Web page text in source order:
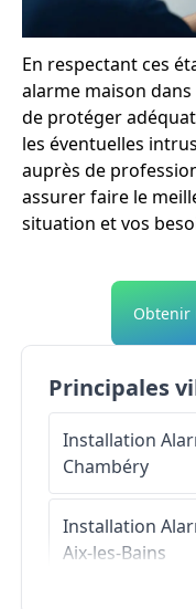
En respectant ces
alarme maison dans
de protéger
les éventuelles
auprès de
assurer faire le
situation et vos
Obtenir
Principales
Installation
Chambéry
Installation
Aix-les-Bains